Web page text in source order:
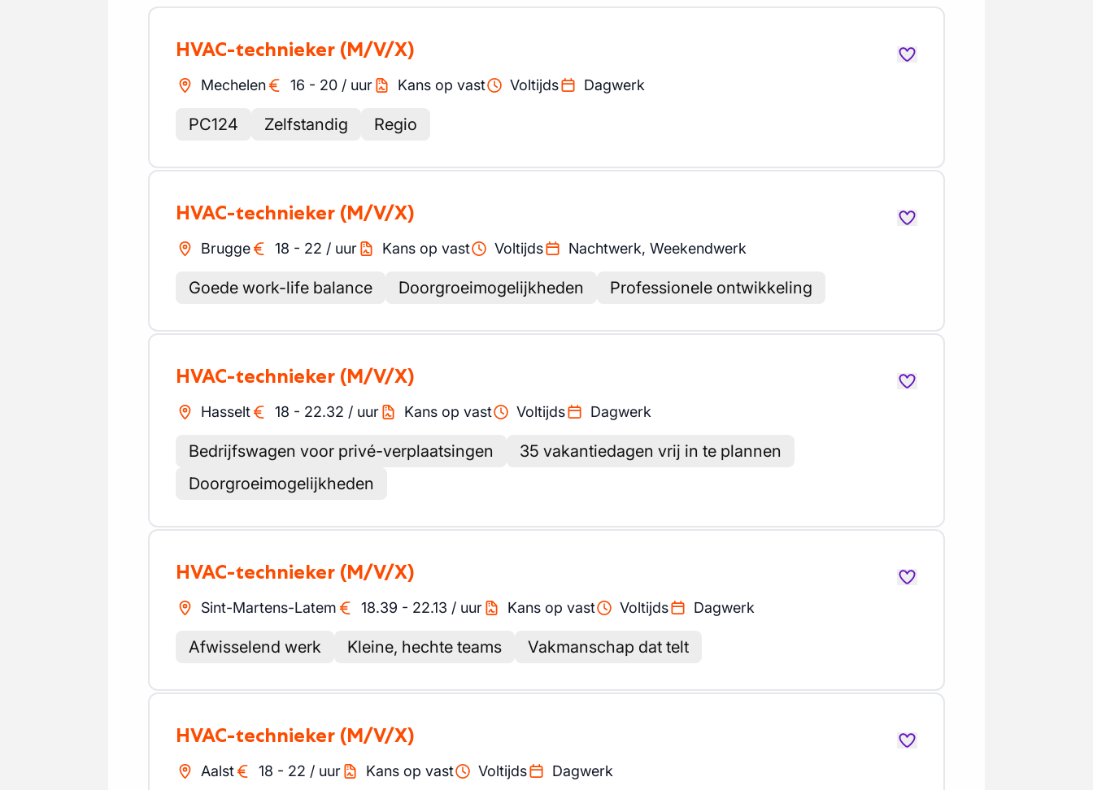
HVAC-technieker (M/V/X)
Mechelen 16 - 20 / uur Kans op vast Voltijds Dagwerk
PC124 Zelfstandig Regio
HVAC-technieker (M/V/X)
Brugge 18 - 22 / uur Kans op vast Voltijds Nachtwerk, Weekendwerk
Goede work-life balance Doorgroeimogelijkheden Professionele ontwikkeling
HVAC-technieker (M/V/X)
Hasselt 18 - 22.32 / uur Kans op vast Voltijds Dagwerk
Bedrijfswagen voor privé-verplaatsingen
35 vakantiedagen vrij in te plannen
Doorgroeimogelijkheden
HVAC-technieker (M/V/X)
Sint-Martens-Latem 18.39 - 22.13 / uur Kans op vast Voltijds Dagwerk
Afwisselend werk Kleine, hechte teams Vakmanschap dat telt
HVAC-technieker (M/V/X)
Aalst 18 - 22 / uur Kans op vast Voltijds Dagwerk